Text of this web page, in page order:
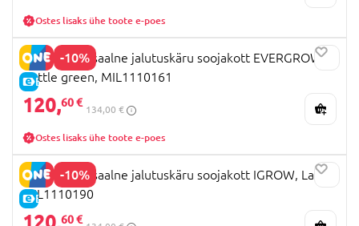
Ostes lisaks ühe toote e-poes
-10%
E-HIND
MILLI universaalne jalutuskäru soojakott EVERGROW,
Bottle green, MIL1110161
120,60 €
134,00 €
Ostes lisaks ühe toote e-poes
-10%
E-HIND
MILLI universaalne jalutuskäru soojakott IGROW, Latte,
MIL1110190
60 €